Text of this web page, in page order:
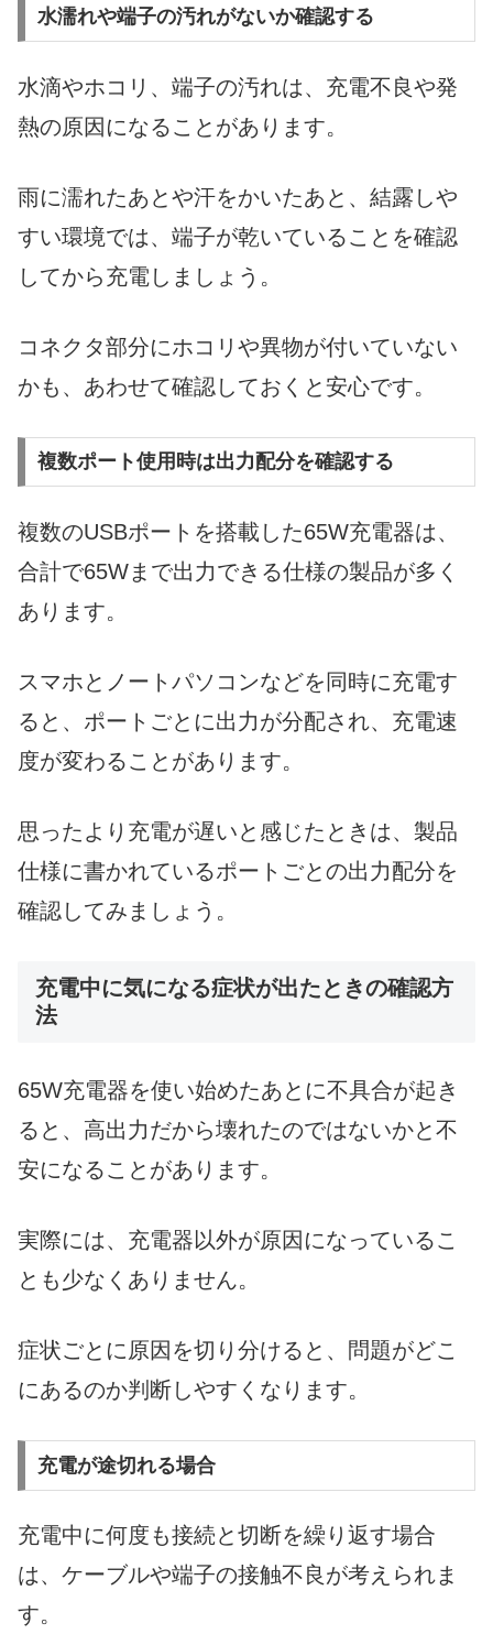
水濡れや端子の汚れがないか確認する
水滴やホコリ、端子の汚れは、充電不良や発
熱の原因になることがあります。
雨に濡れたあとや汗をかいたあと、結露しや
すい環境では、端子が乾いていることを確認
してから充電しましょう。
コネクタ部分にホコリや異物が付いていない
かも、あわせて確認しておくと安心です。
複数ポート使用時は出力配分を確認する
複数のUSBポートを搭載した65W充電器は、
合計で65Wまで出力できる仕様の製品が多く
あります。
スマホとノートパソコンなどを同時に充電す
ると、ポートごとに出力が分配され、充電速
度が変わることがあります。
思ったより充電が遅いと感じたときは、製品
仕様に書かれているポートごとの出力配分を
確認してみましょう。
充電中に気になる症状が出たときの確認方
法
65W充電器を使い始めたあとに不具合が起き
ると、高出力だから壊れたのではないかと不
安になることがあります。
実際には、充電器以外が原因になっているこ
とも少なくありません。
症状ごとに原因を切り分けると、問題がどこ
にあるのか判断しやすくなります。
充電が途切れる場合
充電中に何度も接続と切断を繰り返す場合
は、ケーブルや端子の接触不良が考えられま
す。